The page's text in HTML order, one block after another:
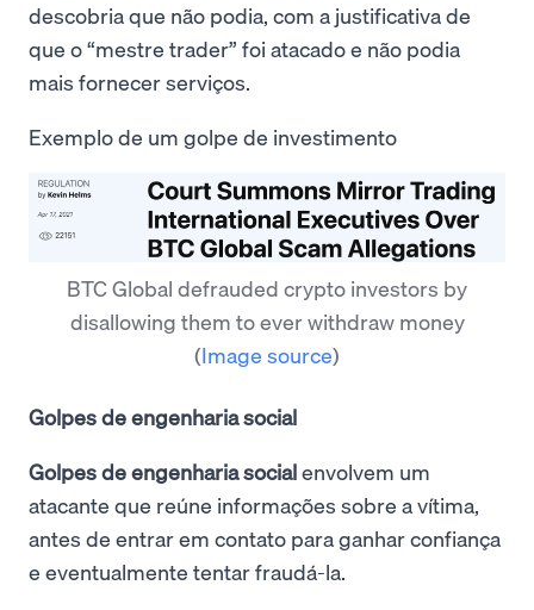
descobria que não podia, com a justificativa de
que o “mestre trader” foi atacado e não podia
mais fornecer serviços.
Exemplo de um golpe de investimento
BTC Global defrauded crypto investors by
disallowing them to ever withdraw money
(Image source)
Golpes de engenharia social
Golpes de engenharia socialenvolvem um
atacante que reúne informações sobre a vítima,
antes de entrar em contato para ganhar confiança
e eventualmente tentar fraudá-la.